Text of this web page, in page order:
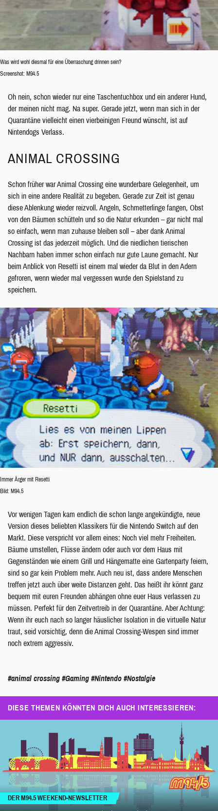
Was wird wohl diesmal für eine Überraschung drinnen sein?
Screenshot: M94.5
Oh nein, schon wieder nur eine Taschentuchbox und ein anderer Hund,
der meinen nicht mag. Na super. Gerade jetzt, wenn man sich in der
Quarantäne vielleicht einen vierbeinigen Freund wünscht, ist auf
Nintendogs Verlass.
ANIMAL CROSSING
Schon früher war Animal Crossing eine wunderbare Gelegenheit, um
sich in eine andere Realität zu begeben. Gerade zur Zeit ist genau
diese Ablenkung wieder reizvoll. Angeln, Schmetterlinge fangen, Obst
von den Bäumen schütteln und so die Natur erkunden – gar nicht mal
so einfach, wenn man zuhause bleiben soll – aber dank Animal
Crossing ist das jederzeit möglich. Und die niedlichen tierischen
Nachbarn haben immer schon einfach nur gute Laune gemacht. Nur
beim Anblick von Resetti ist einem mal wieder da Blut in den Adern
gefroren, wenn wieder mal vergessen wurde den Spielstand zu
speichern.
Immer Ärger mit Resetti
Bild: M94.5
Vor wenigen Tagen kam endlich die schon lange angekündigte, neue
Version dieses beliebten Klassikers für die Nintendo Switch auf den
Markt. Diese verspricht vor allem eines: Noch viel mehr Freiheiten.
Bäume umstellen, Flüsse ändern oder auch vor dem Haus mit
Gegenständen wie einem Grill und Hängematte eine Gartenparty feiern,
sind so gar kein Problem mehr. Auch neu ist, dass andere Menschen
treffen jetzt auch über weite Distanzen geht. Das heißt ihr könnt ganz
bequem mit euren Freunden abhängen ohne euer Haus verlassen zu
müssen. Perfekt für den Zeitvertreib in der Quarantäne. Aber Achtung:
Wenn ihr euch nach so langer häuslicher Isolation in die virtuelle Natur
traut, seid vorsichtig, denn die Animal Crossing-Wespen sind immer
noch extrem aggressiv.
#animal crossing #Gaming #Nintendo #Nostalgie
DIESE THEMEN KÖNNTEN DICH AUCH INTERESSIEREN:
DER M94.5 WEEKEND-NEWSLETTER